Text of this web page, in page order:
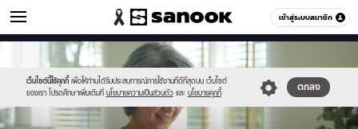
เข้าสู่ระบบสมาชิก
เศรษฐกิจ หมวดอื่นๆ
เว็บไซต์นี้ใช้คุกกี้ เพื่อให้ท่านได้รับประสบการณ์การใช้งานที่ดีที่สุดบน เว็บไซต์
ของเรา โปรดศึกษาเพิ่มเติมที่ นโยบายความเป็นส่วนตัว และ นโยบายคุกกี้
ตกลง
//s.isanook.com/sr/0/images/logo-
sanook.png
//s.isanook.com/mn/0/ud/188/942967/age(8).jpg